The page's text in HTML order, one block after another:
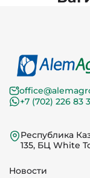
+7 (702) 226 83
Республика
135, БЦ White
Новости